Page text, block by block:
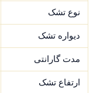
نوع تشک
دیواره تشک
مدت گارانتی
ارتفاع تشک